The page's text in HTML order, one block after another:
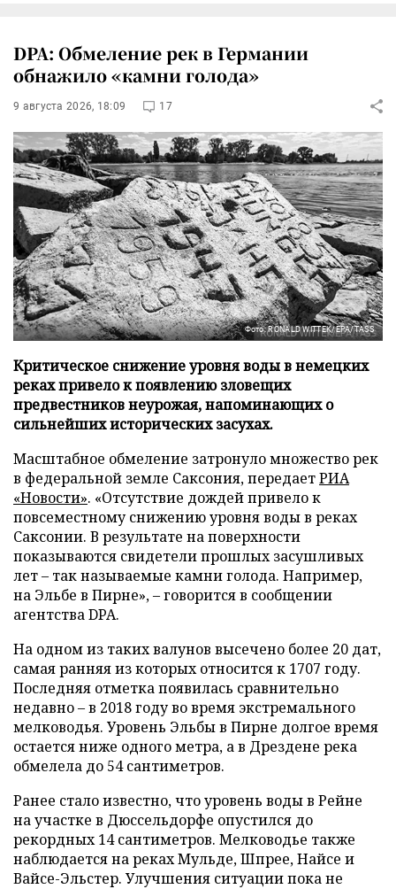
DPA: Обмеление рек в Германии
обнажило «камни голода»
9 августа 2026, 18:09 17
Фото: RONALD WITTEK/EPA/TASS
Критическое снижение уровня воды в немецких
реках привело к появлению зловещих
предвестников неурожая, напоминающих о
сильнейших исторических засухах.
Масштабное обмеление затронуло множество рек
в федеральной земле Саксония, передаетРИА
«Новости». «Отсутствие дождей привело к
повсеместному снижению уровня воды в реках
Саксонии. В результате на поверхности
показываются свидетели прошлых засушливых
лет – так называемые камни голода. Например,
на Эльбе в Пирне», – говорится в сообщении
агентства DPA.
На одном из таких валунов высечено более 20 дат,
самая ранняя из которых относится к 1707 году.
Последняя отметка появилась сравнительно
недавно – в 2018 году во время экстремального
мелководья. Уровень Эльбы в Пирне долгое время
остается ниже одного метра, а в Дрездене река
обмелела до 54 сантиметров.
Ранее стало известно, что уровень воды в Рейне
на участке в Дюссельдорфе опустился до
рекордных 14 сантиметров. Мелководье также
наблюдается на реках Мульде, Шпрее, Найсе и
Вайсе-Эльстер. Улучшения ситуации пока не